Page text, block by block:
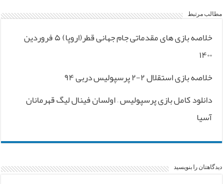
مطالب مرتبط
خلاصه بازی های مقدماتی جام جهانی قطر(اروپا) ۵ فروردین
۱۴۰۰
خلاصه بازی استقلال ۲-۲ پرسپولیس دربی ۹۴
دانلود کامل بازی پرسپولیس – اولسان فینال لیگ قهرمانان
آسیا
دیدگاهتان را بنویسید